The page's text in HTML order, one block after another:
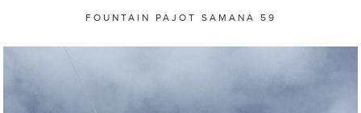
FOUNTAIN PAJOT SAMANA 59